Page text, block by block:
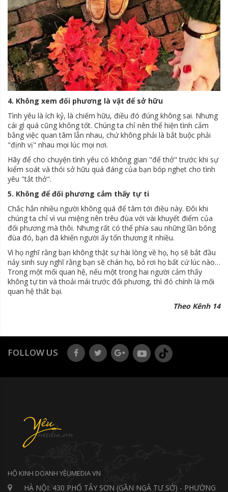
4. Không xem đối phương là vật để sở hữu
Tình yêu là ích kỷ, là chiếm hữu, điều đó đúng không sai. Nhưng
cái gì quá cũng không tốt. Chúng ta chỉ nên thể hiện tình cảm
bằng việc quan tâm lẫn nhau, chứ không phải là bắt buộc phải
"định vị" nhau mọi lúc mọi nơi.
Hãy để cho chuyện tình yêu có không gian "để thở" trước khi sự
kiểm soát và thói sở hữu quá đáng của bạn bóp nghẹt cho tình
yêu "tắt thở".
5. Không để đối phương cảm thấy tự ti
Chắc hẳn nhiều người không quá để tâm tới điều này. Đôi khi
chúng ta chỉ vì vui miệng nên trêu đùa với vài khuyết điểm của
đối phương mà thôi. Nhưng rất có thể phía sau những lần bông
đùa đó, bạn đã khiến người ấy tổn thương ít nhiều.
Vì họ nghĩ rằng bạn không thật sự hài lòng về họ, họ sẽ bắt đầu
nảy sinh suy nghĩ rằng bạn sẽ chán họ, bỏ rơi họ bất cứ lúc nào…
Trong một mối quan hệ, nếu một trong hai người cảm thấy
không tự tin và thoải mái trước đối phương, thì đó chính là mối
quan hệ thất bại.
Theo Kênh 14
FOLLOW US
HỘ KINH DOANH YÊUMEDIA VN
HÀ NỘI: 430 PHỐ TÂY SƠN (GẦN NGÃ TƯ SỞ) - PHƯỜNG